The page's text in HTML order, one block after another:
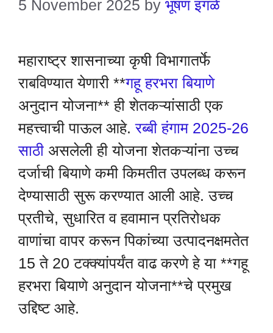
5 November 2025 by भूषण इंगळे
महाराष्ट्र शासनाच्या कृषी विभागातर्फे
राबविण्यात येणारी **गहू हरभरा बियाणे
अनुदान योजना** ही शेतकऱ्यांसाठी एक
महत्त्वाची पाऊल आहे.रब्बी हंगाम 2025-26
साठी असलेली ही योजना शेतकऱ्यांना उच्च
दर्जाची बियाणे कमी किमतीत उपलब्ध करून
देण्यासाठी सुरू करण्यात आली आहे. उच्च
प्रतीचे, सुधारित व हवामान प्रतिरोधक
वाणांचा वापर करून पिकांच्या उत्पादनक्षमतेत
15 ते 20 टक्क्यांपर्यंत वाढ करणे हे या **गहू
हरभरा बियाणे अनुदान योजना**चे प्रमुख
उद्दिष्ट आहे.